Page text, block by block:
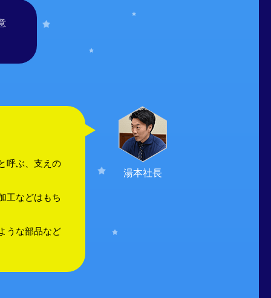
湯本社長
呼ぶ、支えの
工などはもち
うな部品など